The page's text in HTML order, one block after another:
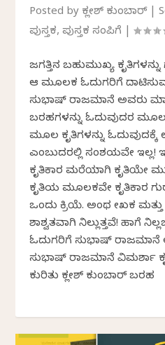
Posted by ಕಲ್ಲೇಶ್ ಕುಂಬಾರ್|
ಪುಸ್ತಕ,ಪುಸ್ತಕ ಸಂಪಿಗೆ |
ಜಗತ್ತಿನ ಬಹುಮುಖ್ಯ
ಆ ಮೂಲಕ ಓದುಗರಿಗೆ
ಸುಭಾಷ್ ರಾಜಮಾನೆ ಅವರು
ಬರಹಗಳನ್ನು ಓದುವುದರ
ಮೂಲ ಕೃತಿಗಳನ್ನು ಓದುವುದಕ್ಕೆ
ಎಂಬುದರಲ್ಲಿ ಸಂಶಯವೇ ಇಲ್ಲ!
ಕೃತಿಕಾರ ಮರೆಯಾಗಿ ಕೃತಿಯೇ
ಕೃತಿಯ ಮೂಲಕವೇ ಕೃತಿಕಾರ
ಒಂದು ಕ್ರಿಯೆ. ಅಂಥ ಲೇಖಕ ಮತ್ತು
ಶಾಶ್ವತವಾಗಿ ನಿಲ್ಲುತ್ತವೆ! ಹಾಗೆ
ಓದುಗರಿಗೆ ಸುಭಾಷ್ ರಾಜಮಾನೆ
ಸುಭಾಷ್‌ ರಾಜಮಾನೆ ವಿಮರ್ಶಾ
ಕುರಿತು ಕಲ್ಲೇಶ್‌ ಕುಂಬಾರ್‌ ಬರಹ